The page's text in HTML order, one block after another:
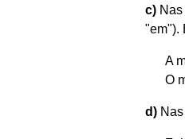
c)
"em").
A
O
d)